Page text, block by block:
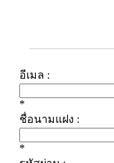
อีเมล :
*
ชื่อนามแฝง :
*